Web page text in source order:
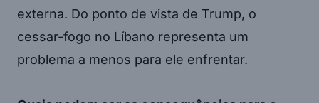
externa. Do ponto de vista de Trump, o
cessar-fogo no Líbano representa um
problema a menos para ele enfrentar.